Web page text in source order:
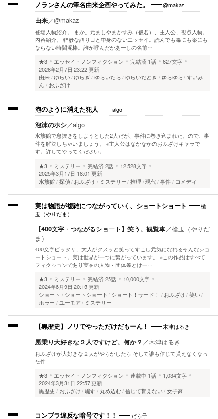
ノランさんの筆名由来企画やってみた。 @makaz
由来／@makaz
登場人物紹介。 まか。元ましやまかすみ（仮名）、主人公、視点人物。
内容紹介。 軽妙な語り口と中身のないエッセイ。読んでも毒にも薬にも
ならない時間泥棒。誰が呼んだかあーしの名前…
★3
エッセイ・ノンフィクション 完結済 1話
627文字
2026年2月7日 23:22 更新
由来 ゆらい ゆらぎ ゆらいだら ゆらいだとき ゆらゆら すいみ
ん
おふざけ
泡のように消えた犯人 algo
泡沫のホシ／algo
水族館で息抜きをしようとした2人だが、事件に巻き込まれた。ので、事
件を解決しちゃいましょう。 ※主人公はなかなかのおふざけキャラで
す。許してやってください。
★3
ミステリー 完結済2話
12,528文字
2025年3月17日 18:01 更新
水族館 探偵 おふざけ ミステリー 推理 現代 事件 コメディ
実は物語が複雑につながっていく、ショートショート
槍
玉（やりだま）
【400文字・つながるショート】笑う、観覧車／槍玉（やりだ
ま）
400文字ピッタリ、大人がクスッと笑ってすこし元気になれるそんなショ
ートショート。実は世界が一つに繋がっています。 ※この作品はすべて
フィクションであり実在の人物・団体等とは一…
★3
ミステリー 完結済25話
10,000文字
2024年8月9日 20:15 更新
ショート
ショートショート ショート！サード！ おふざけ 笑い
ホラー
ユーモア ミステリー
【黒歴史】ノリでやっただけだもーん！ 木津はるき
悪乗り大好きな２人ですけど、何か？ ／木津はるき
おふざけが大好きな２人がやらかしたら そして誰も信じて貰えなくなっ
た件
★3
エッセイ・ノンフィクション 連載中 1話
1,034文字
2024年3月31日 22:57 更新
黒歴史
おふざけ 騙す 丸め込む 信じて貰えない 女子高
コンプラ違反な暗号です！！ だら子